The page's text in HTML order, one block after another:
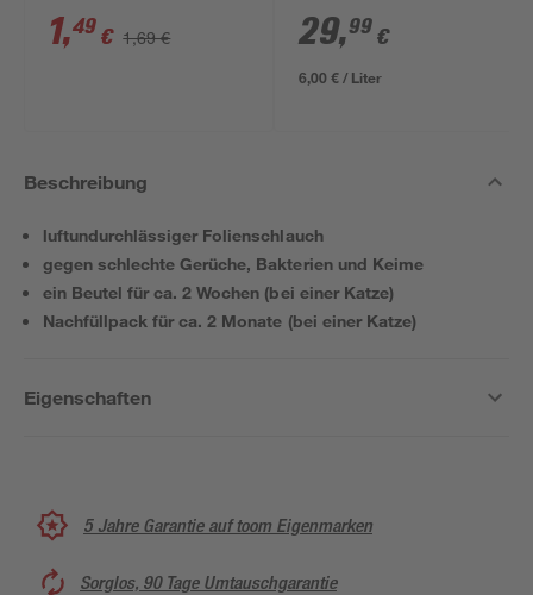
1,49 € 1,69 € 29,99 €
6,00 € / Liter
Beschreibung
luftundurchlässiger Folienschlauch
gegen schlechte Gerüche, Bakterien und Keime
ein Beutel für ca. 2 Wochen (bei einer Katze)
Nachfüllpack für ca. 2 Monate (bei einer Katze)
Eigenschaften
5 Jahre Garantie auf toom Eigenmarken
Sorglos, 90 Tage Umtauschgarantie